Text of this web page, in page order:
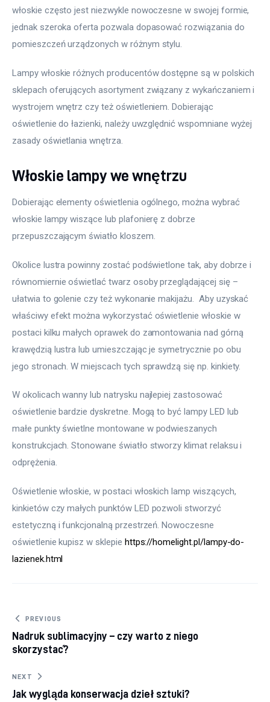
włoskie często jest niezwykle nowoczesne w swojej formie,
jednak szeroka oferta pozwala dopasować rozwiązania do
pomieszczeń urządzonych w różnym stylu.
Lampy włoskie różnych producentów dostępne są w polskich
sklepach oferujących asortyment związany z wykańczaniem i
wystrojem wnętrz czy też oświetleniem. Dobierając
oświetlenie do łazienki, należy uwzględnić wspomniane wyżej
zasady oświetlania wnętrza.
Włoskie lampy we wnętrzu
Dobierając elementy oświetlenia ogólnego, można wybrać
włoskie lampy wiszące lub plafonierę z dobrze
przepuszczającym światło kloszem.
Okolice lustra powinny zostać podświetlone tak, aby dobrze i
równomiernie oświetlać twarz osoby przeglądającej się –
ułatwia to golenie czy też wykonanie makijażu.  Aby uzyskać
właściwy efekt można wykorzystać oświetlenie włoskie w
postaci kilku małych oprawek do zamontowania nad górną
krawędzią lustra lub umieszczając je symetrycznie po obu
jego stronach. W miejscach tych sprawdzą się np. kinkiety.
W okolicach wanny lub natrysku najlepiej zastosować
oświetlenie bardzie dyskretne. Mogą to być lampy LED lub
małe punkty świetlne montowane w podwieszanych
konstrukcjach. Stonowane światło stworzy klimat relaksu i
odprężenia.
Oświetlenie włoskie, w postaci włoskich lamp wiszących,
kinkietów czy małych punktów LED pozwoli stworzyć
estetyczną i funkcjonalną przestrzeń. Nowoczesne
oświetlenie kupisz w sklepie https://homelight.pl/lampy-do-
lazienek.html
Nawigacja
wpisu
PREVIOUS
Nadruk sublimacyjny – czy warto z niego
skorzystać?
NEXT
Jak wygląda konserwacja dzieł sztuki?